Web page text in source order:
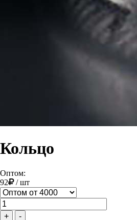
Кольцо
Оптом:
92
/шт
+ -